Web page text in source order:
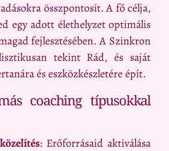
összpontosít. A fő célja,
egy adott élethelyzet optimális
fejlesztésében. A Szinkron
tekint Rád, és saját
és eszközkészletére épít.
coaching típusokkal
: Erőforrásaid aktiválása